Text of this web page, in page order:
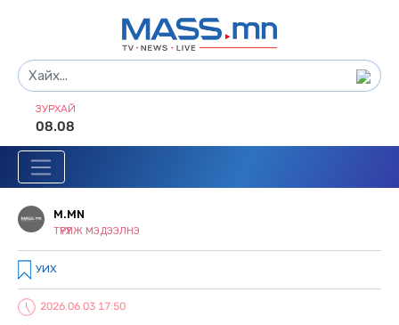
ЗУРХАЙ
08.08
M.MN
ТҮРҮҮЛЖ МЭДЭЭЛНЭ
УИХ
2026.06.03 17:50